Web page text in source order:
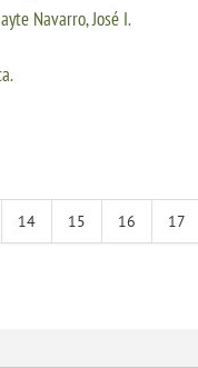
Navarro, José I.
14 15 16 17